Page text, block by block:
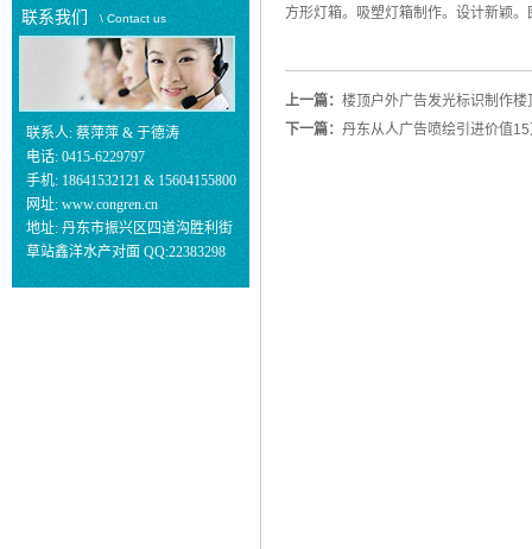
联系我们 \ Contact us
联系人: 蔡萍萍 & 于德涛
电话: 0415-6229797
手机: 18641532121 & 15604155800
网址: www.congren.cn
地址: 丹东市振兴区四道沟胜利街
草站鑫洋水产对面 QQ:22383298
方形灯箱。吸塑灯箱制作。设计新颖
上一篇： 楼顶户外广告发光标识制作楼
下一篇： 丹东从人广告喷绘引进价值